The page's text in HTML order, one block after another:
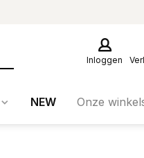
Inloggen
NEW Onze